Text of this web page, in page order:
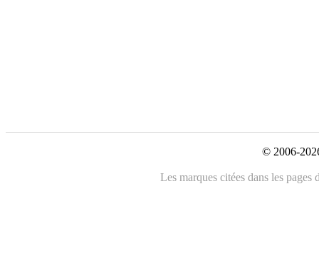
© 2006-
Les marques citées dans les pages